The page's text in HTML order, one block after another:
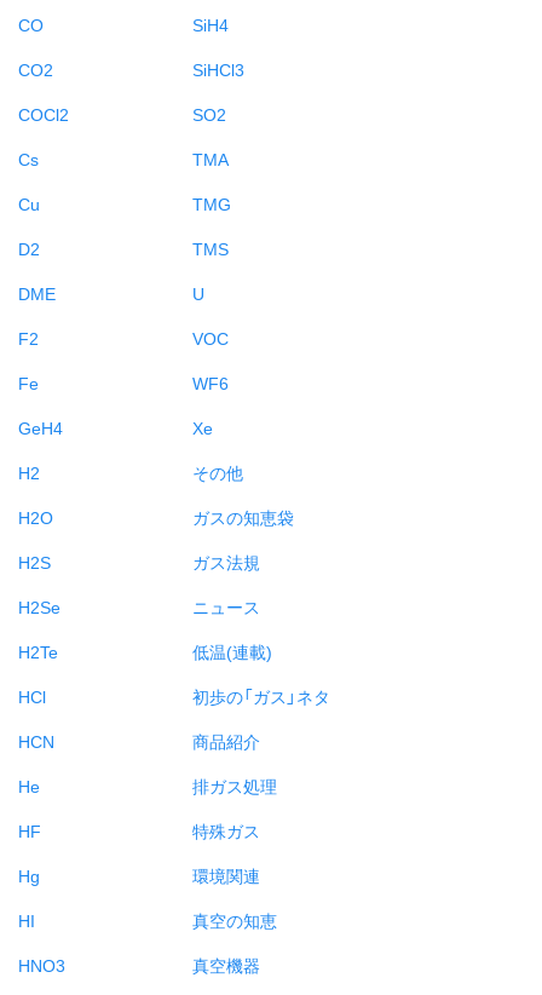
CO
CO2
COCl2
Cs
Cu
D2
DME
F2
Fe
GeH4
H2
H2O
H2S
H2Se
H2Te
HCl
HCN
He
HF
Hg
HI
HNO3
SiH4
SiHCl3
SO2
TMA
TMG
TMS
U
VOC
WF6
Xe
その他
ガスの知恵袋
ガス法規
ニュース
低温(連載)
初歩の「ガス」ネタ
商品紹介
排ガス処理
特殊ガス
環境関連
真空の知恵
真空機器